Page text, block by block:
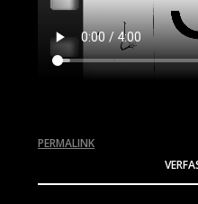
PERMALINK